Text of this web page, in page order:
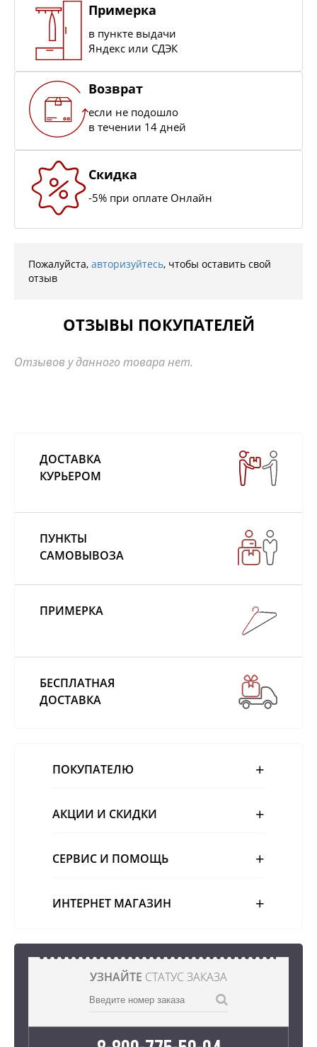
Примерка
в пункте выдачи
Яндекс или СДЭК
Возврат
если не подошло
в течении 14 дней
Скидка
-5% при оплате Онлайн
Пожалуйста, авторизуйтесь, чтобы оставить свой
отзыв
ОТЗЫВЫ ПОКУПАТЕЛЕЙ
Отзывов у данного товара нет.
ДОСТАВКА
КУРЬЕРОМ
ПУНКТЫ
САМОВЫВОЗА
ПРИМЕРКА
БЕСПЛАТНАЯ
ДОСТАВКА
ПОКУПАТЕЛЮ
АКЦИИ И СКИДКИ
СЕРВИС И ПОМОЩЬ
ИНТЕРНЕТ МАГАЗИН
УЗНАЙТЕ СТАТУС ЗАКАЗА